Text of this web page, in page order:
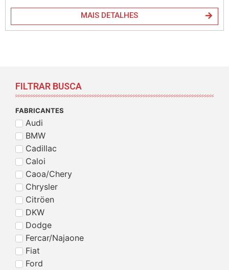
FILTRAR BUSCA
FABRICANTES
Audi
BMW
Cadillac
Caloi
Caoa/Chery
Chrysler
Citröen
DKW
Dodge
Fercar/Najaone
Fiat
Ford
MAIS DETALHES